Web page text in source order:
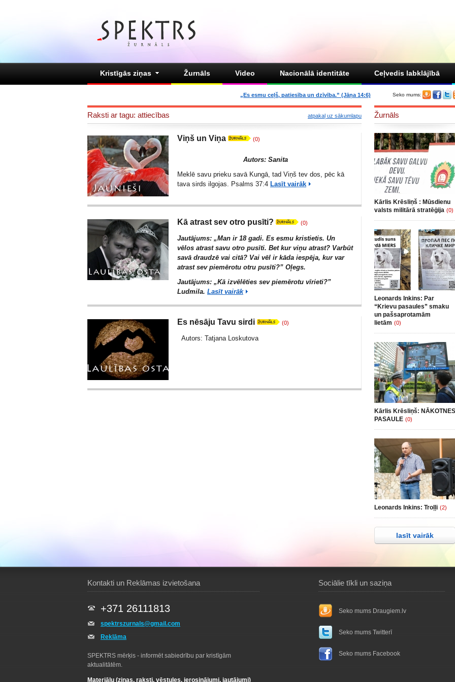
Kristīgās ziņas Žurnāls Video Nacionālā identitāte Ceļvedis labklājībā
Seko mums:
„Es esmu ceļš, patiesība un dzīvība.” (Jāņa 14:6)
Raksti ar tagu: attiecības atpakaļ uz sākumlapu
Viņš un Viņa (0)
Autors: Sanita
Meklē savu prieku savā Kungā, tad Viņš tev dos, pēc kā
tava sirds ilgojas. Psalms 37:4 Lasīt vairāk
Kā atrast sev otro pusīti? (0)
Jautājums: „Man ir 18 gadi. Es esmu kristietis. Un
vēlos atrast savu otro pusīti. Bet kur viņu atrast? Varbūt
savā draudzē vai citā? Vai vēl ir kāda iespēja, kur var
atrast sev piemērotu otru pusīti?” Oļegs.
Jautājums: „Kā izvēlēties sev piemērotu vīrieti?”
Ludmila. Lasīt vairāk
Es nēsāju Tavu sirdi (0)
Autors: Tatjana Loskutova
Žurnāls
Kārlis Krēsliņš : Mūsdienu
valsts militārā stratēģija (0)
Leonards Inkins: Par
“Krievu pasaules” smaku
un pašsaprotamām
lietām (0)
Kārlis Krēsliņš: NĀKOTNES
PASAULE (0)
Leonards Inkins: Troļļi (2)
lasīt vairāk
Kontakti un Reklāmas izvietošana
+371 26111813
spektrszurnals@gmail.com
Reklāma
SPEKTRS mērķis - informēt sabiedrību par kristīgām
aktualitātēm.
Materiālu (ziņas, raksti, vēstules, ierosinājumi, jautājumi)
Sociālie tīkli un saziņa
Seko mums Draugiem.lv
Seko mums Twitterī
Seko mums Facebook